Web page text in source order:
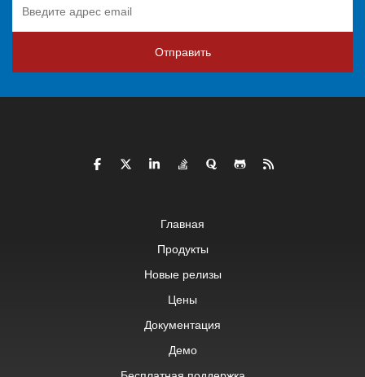
Отправить
Главная
Продукты
Новые релизы
Цены
Документация
Демо